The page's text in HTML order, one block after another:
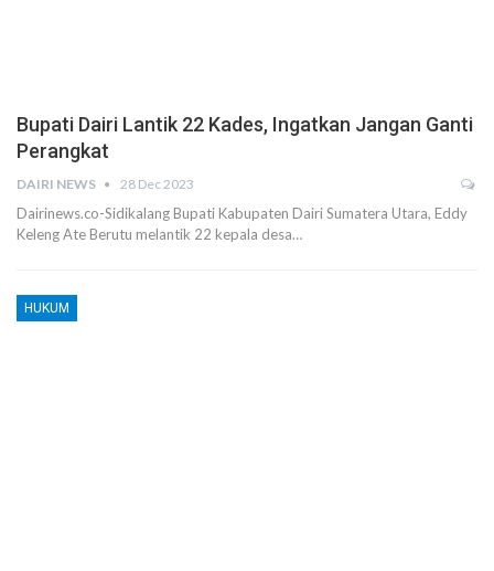
Bupati Dairi Lantik 22 Kades, Ingatkan Jangan Ganti
Perangkat
DAIRI NEWS 28 Dec 2023
Dairinews.co-Sidikalang Bupati Kabupaten Dairi Sumatera Utara, Eddy
Keleng Ate Berutu melantik 22 kepala desa…
HUKUM